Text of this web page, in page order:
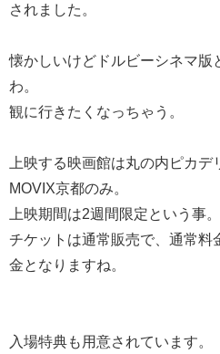
されました。
懐かしいけどドルビーシネマ版
わ。
観に行きたくなっちゃう。
上映する映画館は丸の内ピカデ
MOVIX京都のみ。
上映期間は2週間限定という事。
チケットは通常販売で、通常料
金となりますね。
入場特典も用意されています。